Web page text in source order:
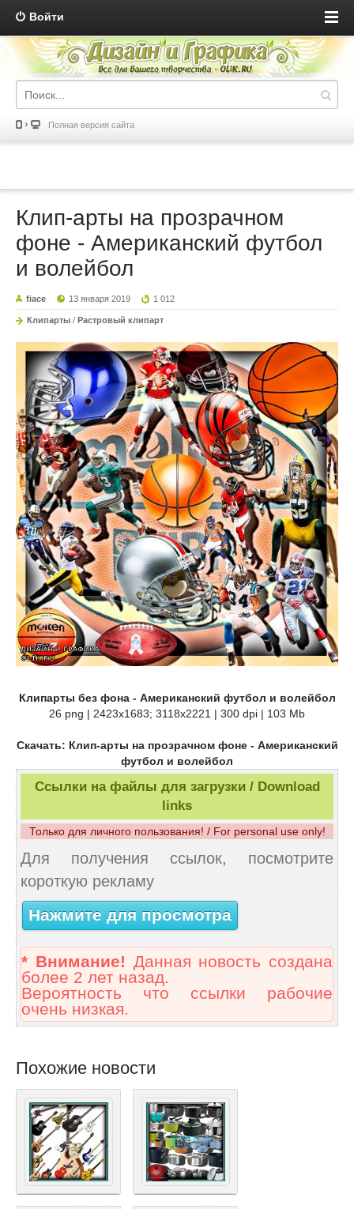
Войти
Полная версия сайта
Клип-арты на прозрачном
фоне - Американский футбол
и волейбол
fiace 13 января 2019 1 012
Клипарты / Растровый клипарт
Клипарты без фона - Американский футбол и волейбол
26 png | 2423x1683; 3118х2221 | 300 dpi | 103 Mb
Скачать: Клип-арты на прозрачном фоне - Американский
футбол и волейбол
Ссылки на файлы для загрузки / Download
links
Только для личного пользования! / For personal use only!
Для получения ссылок, посмотрите
короткую рекламу
Нажмите для просмотра
* Внимание! Данная новость создана
более 2 лет назад.
Вероятность что ссылки рабочие
очень низкая.
Похожие новости